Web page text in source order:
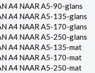
A4 NAAR A5-90-glans
A4 NAAR A5-135-glans
A4 NAAR A5-170-glans
A4 NAAR A5-250-glans
A4 NAAR A5-135-mat
A4 NAAR A5-170-mat
A4 NAAR A5-250-mat